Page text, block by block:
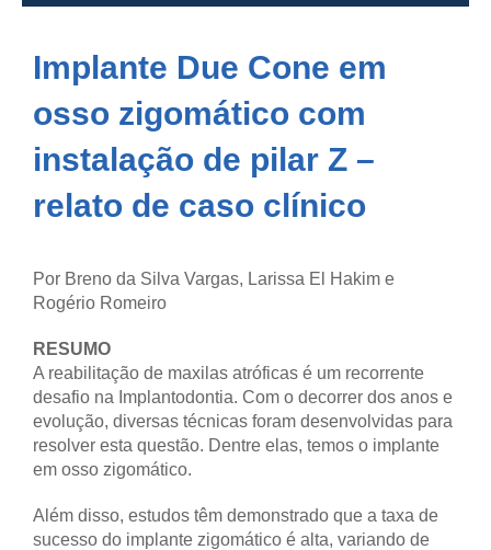
Implante Due Cone em
osso zigomático com
instalação de pilar Z –
relato de caso clínico
Por Breno da Silva Vargas, Larissa El Hakim e
Rogério Romeiro
RESUMO
A reabilitação de maxilas atróficas é um recorrente
desafio na Implantodontia. Com o decorrer dos anos e
evolução, diversas técnicas foram desenvolvidas para
resolver esta questão. Dentre elas, temos o implante
em osso zigomático.
Além disso, estudos têm demonstrado que a taxa de
sucesso do implante zigomático é alta, variando de